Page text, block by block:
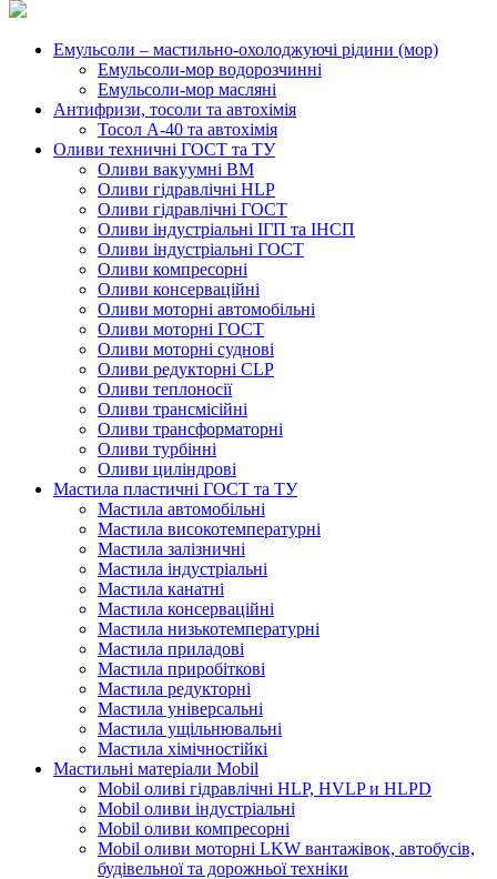
Емульсоли – мастильно-охолоджуючі рідини (мор)
Емульсоли-мор водорозчинні
Емульсоли-мор масляні
Антифризи, тосоли та автохімія
Тосол А-40 та автохімія
Оливи техничні ГОСТ та ТУ
Оливи вакуумні ВМ
Оливи гідравлічні HLP
Оливи гідравлічні ГОСТ
Оливи індустріальні ІГП та ІНСП
Оливи індустріальні ГОСТ
Оливи компресорні
Оливи консерваційні
Оливи моторні автомобільні
Оливи моторні ГОСТ
Оливи моторні суднові
Оливи редукторні CLP
Оливи теплоносії
Оливи трансмісійні
Оливи трансформаторні
Оливи турбінні
Оливи циліндрові
Мастила пластичні ГОСТ та ТУ
Мастила автомобільні
Мастила високотемпературні
Мастила залізничні
Мастила індустріальні
Мастила канатні
Мастила консерваційні
Мастила низькотемпературні
Мастила приладові
Мастила приробіткові
Мастила редукторні
Мастила універсальні
Мастила ущільнювальні
Мастила хімічностійкі
Мастильні матеріали Mobil
Mobil оливі гідравлічні HLP, HVLP и HLPD
Mobil оливи індустріальні
Mobil оливи компресорні
Mobil оливи моторні LKW вантажівок, автобусів,
будівельної та дорожньої техніки